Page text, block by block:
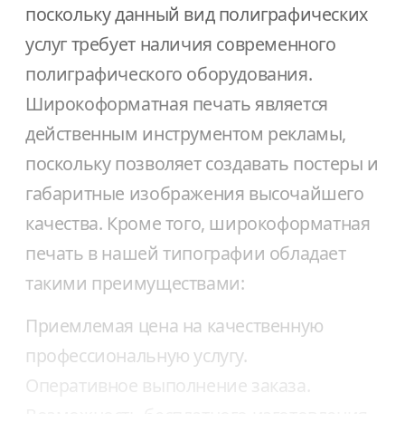
поскольку данный вид полиграфических
услуг требует наличия современного
полиграфического оборудования.
Широкоформатная печать является
действенным инструментом рекламы,
поскольку позволяет создавать постеры и
габаритные изображения высочайшего
качества. Кроме того, широкоформатная
печать в нашей типографии обладает
такими преимуществами:
Приемлемая цена на качественную
профессиональную услугу.
Оперативное выполнение заказа.